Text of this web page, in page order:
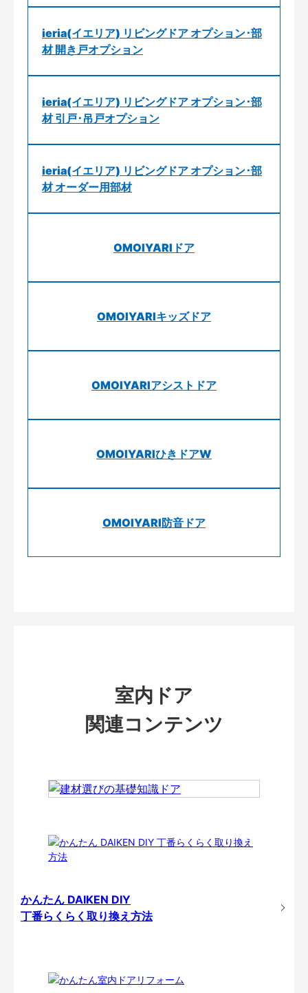
ieria(イエリア) リビングドア オプション･部
材 開き戸オプション
ieria(イエリア) リビングドア オプション･部
材 引戸･吊戸オプション
ieria(イエリア) リビングドア オプション･部
材 オーダー用部材
OMOIYARIドア
OMOIYARIキッズドア
OMOIYARIアシストドア
OMOIYARIひきドアW
OMOIYARI防音ドア
室内ドア
関連コンテンツ
かんたん DAIKEN DIY
丁番らくらく取り換え方法